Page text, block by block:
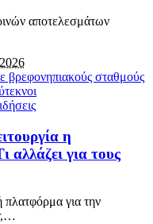
αποτελεσμάτων
η
αλλάζει για τους
πλατφόρμα για την
…